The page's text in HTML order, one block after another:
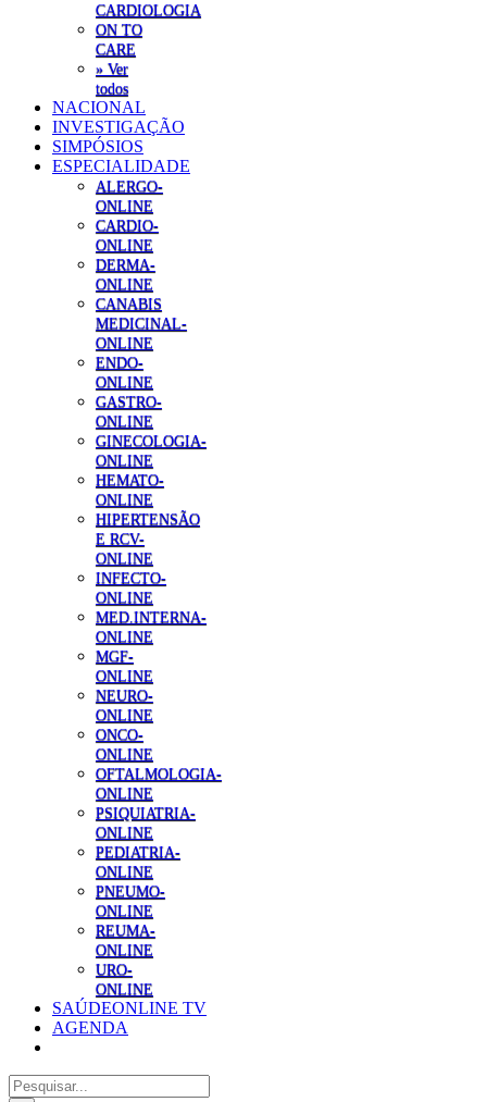
CARDIOLOGIA
ON TO
CARE
» Ver
todos
NACIONAL
INVESTIGAÇÃO
SIMPÓSIOS
ESPECIALIDADE
ALERGO-
ONLINE
CARDIO-
ONLINE
DERMA-
ONLINE
CANABIS
MEDICINAL-
ONLINE
ENDO-
ONLINE
GASTRO-
ONLINE
GINECOLOGIA-
ONLINE
HEMATO-
ONLINE
HIPERTENSÃO
E RCV-
ONLINE
INFECTO-
ONLINE
MED.INTERNA-
ONLINE
MGF-
ONLINE
NEURO-
ONLINE
ONCO-
ONLINE
OFTALMOLOGIA-
ONLINE
PSIQUIATRIA-
ONLINE
PEDIATRIA-
ONLINE
PNEUMO-
ONLINE
REUMA-
ONLINE
URO-
ONLINE
SAÚDEONLINE TV
AGENDA
Pesquisar